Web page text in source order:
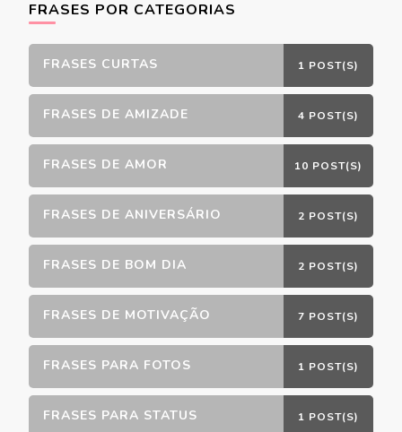
FRASES POR CATEGORIAS
FRASES CURTAS 1 POST(S)
FRASES DE AMIZADE 4 POST(S)
FRASES DE AMOR 10 POST(S)
FRASES DE ANIVERSÁRIO 2 POST(S)
FRASES DE BOM DIA 2 POST(S)
FRASES DE MOTIVAÇÃO 7 POST(S)
FRASES PARA FOTOS 1 POST(S)
FRASES PARA STATUS 1 POST(S)